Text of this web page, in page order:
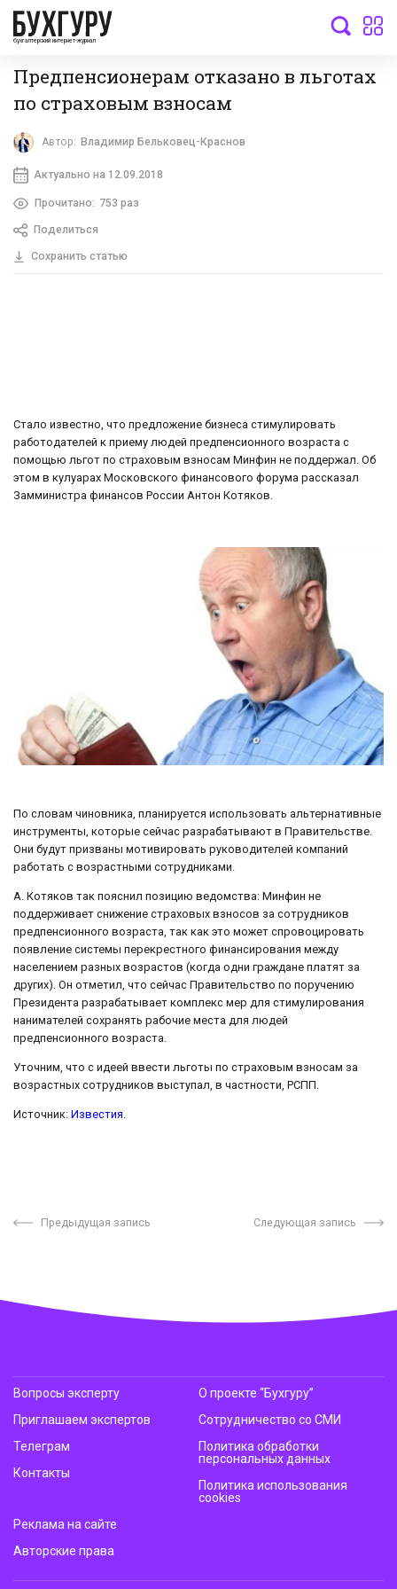
бухгалтерский интернет-журнал
Предпенсионерам отказано в льготах
по страховым взносам
Автор: Владимир Бельковец-Краснов
Актуально на 12.09.2018
Прочитано: 753 раз
Поделиться
Сохранить статью
Стало известно, что предложение бизнеса стимулировать
работодателей к приему людей предпенсионного возраста с
помощью льгот по страховым взносам Минфин не поддержал. Об
этом в кулуарах Московского финансового форума рассказал
Замминистра финансов России Антон Котяков.
По словам чиновника, планируется использовать альтернативные
инструменты, которые сейчас разрабатывают в Правительстве.
Они будут призваны мотивировать руководителей компаний
работать с возрастными сотрудниками.
А. Котяков так пояснил позицию ведомства: Минфин не
поддерживает снижение страховых взносов за сотрудников
предпенсионного возраста, так как это может спровоцировать
появление системы перекрестного финансирования между
населением разных возрастов (когда одни граждане платят за
других). Он отметил, что сейчас Правительство по поручению
Президента разрабатывает комплекс мер для стимулирования
нанимателей сохранять рабочие места для людей
предпенсионного возраста.
Уточним, что с идеей ввести льготы по страховым взносам за
возрастных сотрудников выступал, в частности, РСПП.
Источник: Известия
Предыдущая запись Следующая запись
Вопросы эксперту
Приглашаем экспертов
Телеграм
Контакты
О проекте “Бухгуру”
Сотрудничество со СМИ
Политика обработки
персональных данных
Политика использования
cookies
Реклама на сайте
Авторские права